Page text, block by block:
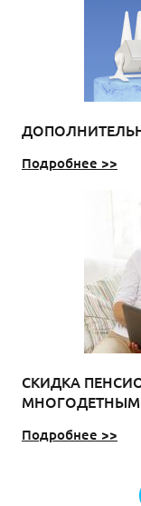
Подробнее >>
СКИДКА
МНОГОДЕТНЫМ
Подробнее >>